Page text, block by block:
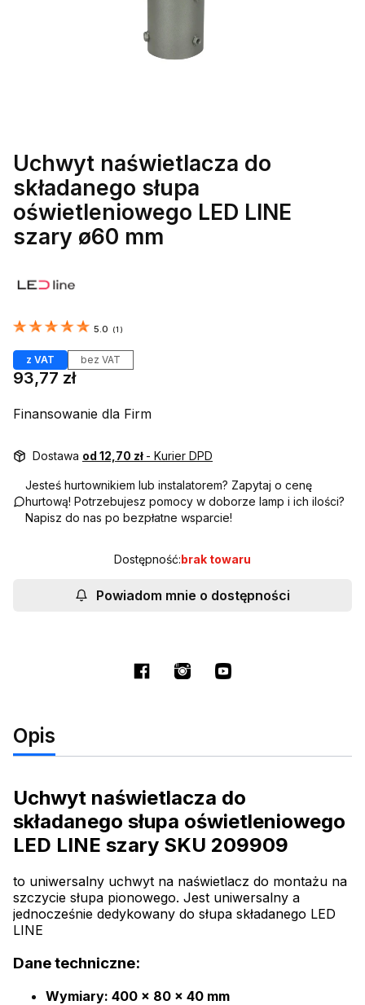
Uchwyt naświetlacza do
składanego słupa
oświetleniowego LED LINE
szary ø60 mm
5.0 (1 )
z VAT bez VAT
Cena
93,77 zł
Finansowanie dla Firm
Dostawa od 12,70 zł - Kurier DPD
Jesteś hurtownikiem lub instalatorem? Zapytaj o cenę
hurtową! Potrzebujesz pomocy w doborze lamp i ich ilości?
Napisz do nas po bezpłatne wsparcie!
Dostępność: brak towaru
Powiadom mnie o dostępności
Opis
Uchwyt naświetlacza do
składanego słupa oświetleniowego
LED LINE szary SKU 209909
to uniwersalny uchwyt na naświetlacz do montażu na
szczycie słupa pionowego. Jest uniwersalny a
jednocześnie dedykowany do słupa składanego LED
LINE
Dane techniczne:
Wymiary: 400 x 80 x 40 mm